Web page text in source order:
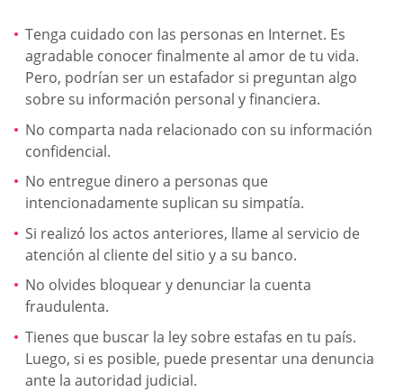
Tenga cuidado con las personas en Internet. Es
agradable conocer finalmente al amor de tu vida.
Pero, podrían ser un estafador si preguntan algo
sobre su información personal y financiera.
No comparta nada relacionado con su información
confidencial.
No entregue dinero a personas que
intencionadamente suplican su simpatía.
Si realizó los actos anteriores, llame al servicio de
atención al cliente del sitio y a su banco.
No olvides bloquear y denunciar la cuenta
fraudulenta.
Tienes que buscar la ley sobre estafas en tu país.
Luego, si es posible, puede presentar una denuncia
ante la autoridad judicial.